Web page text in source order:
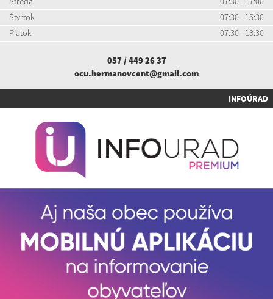
Štvrtok
07:30 - 15:30
Piatok
07:30 - 13:30
057 / 449 26 37
ocu.hermanovcent@gmail.com
INFOÚRAD